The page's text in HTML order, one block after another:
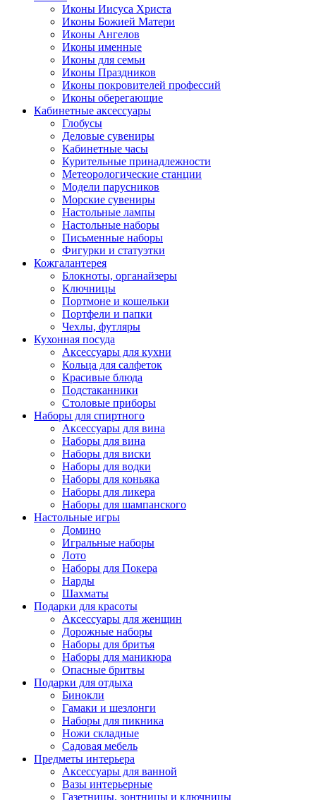
Иконы Иисуса Христа
Иконы Божией Матери
Иконы Ангелов
Иконы именные
Иконы для семьи
Иконы Праздников
Иконы покровителей профессий
Иконы оберегающие
Кабинетные аксессуары
Глобусы
Деловые сувениры
Кабинетные часы
Курительные принадлежности
Метеорологические станции
Модели парусников
Морские сувениры
Настольные лампы
Настольные наборы
Письменные наборы
Фигурки и статуэтки
Кожгалантерея
Блокноты, органайзеры
Ключницы
Портмоне и кошельки
Портфели и папки
Чехлы, футляры
Кухонная посуда
Аксессуары для кухни
Кольца для салфеток
Красивые блюда
Подстаканники
Столовые приборы
Наборы для спиртного
Аксессуары для вина
Наборы для вина
Наборы для виски
Наборы для водки
Наборы для коньяка
Наборы для ликера
Наборы для шампанского
Настольные игры
Домино
Игральные наборы
Лото
Наборы для Покера
Нарды
Шахматы
Подарки для красоты
Аксессуары для женщин
Дорожные наборы
Наборы для бритья
Наборы для маникюра
Опасные бритвы
Подарки для отдыха
Бинокли
Гамаки и шезлонги
Наборы для пикника
Ножи складные
Садовая мебель
Предметы интерьера
Аксессуары для ванной
Вазы интерьерные
Газетницы, зонтницы и ключницы